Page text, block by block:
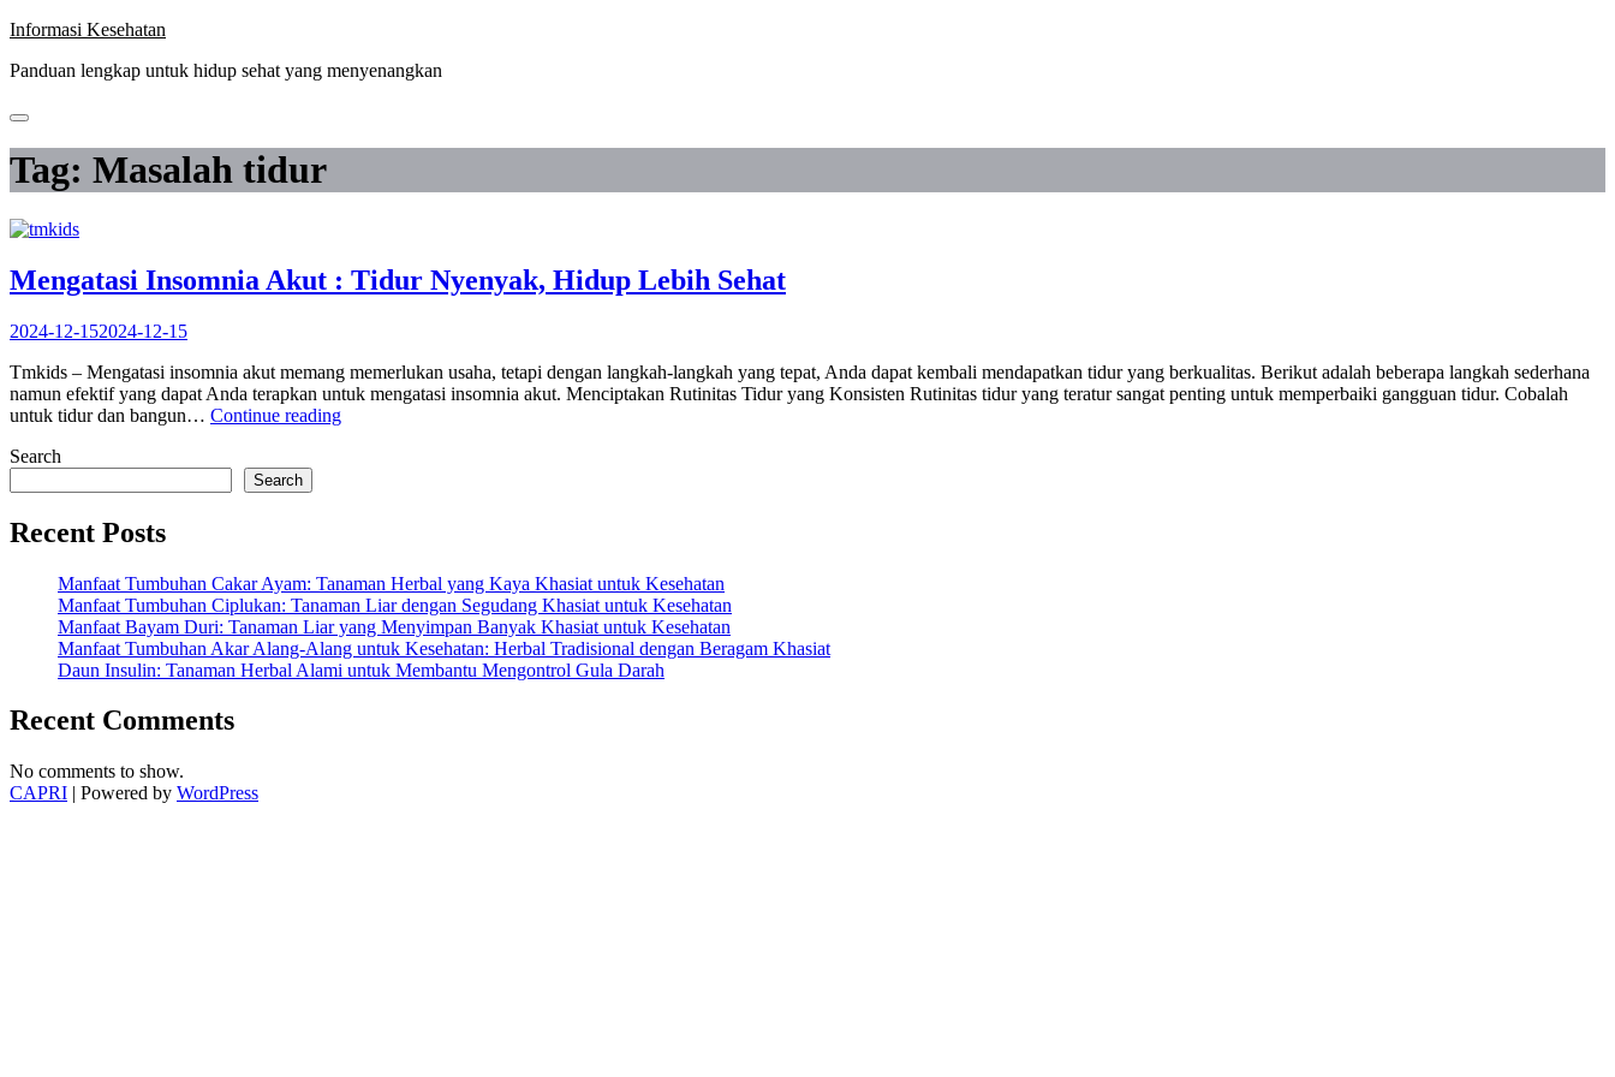
Skip
content
Informasi Kesehatan
Panduan lengkap untuk hidup sehat yang menyenangkan
Tag: Masalah tidur
Mengatasi Insomnia Akut : Tidur Nyenyak, Hidup Lebih Sehat
2024-12-152024-12-15
Tmkids – Mengatasi insomnia akut memang memerlukan usaha, tetapi dengan langkah-langkah yang tepat, Anda dapat kembali mendapatkan tidur yang berkualitas. Berikut adalah beberapa langkah sederhana
namun efektif yang dapat Anda terapkan untuk mengatasi insomnia akut. Menciptakan Rutinitas Tidur yang Konsisten Rutinitas tidur yang teratur sangat penting untuk memperbaiki gangguan tidur. Cobalah
untuk tidur dan bangun… Continue reading“Mengatasi
Sehat”
Search
Search
Recent Posts
Manfaat Tumbuhan Cakar Ayam: Tanaman Herbal yang Kaya Khasiat untuk Kesehatan
Manfaat Tumbuhan Ciplukan: Tanaman Liar dengan Segudang Khasiat untuk Kesehatan
Manfaat Bayam Duri: Tanaman Liar yang Menyimpan Banyak Khasiat untuk Kesehatan
Manfaat Tumbuhan Akar Alang-Alang untuk Kesehatan: Herbal Tradisional dengan Beragam Khasiat
Daun Insulin: Tanaman Herbal Alami untuk Membantu Mengontrol Gula Darah
Recent Comments
No comments to show.
CAPRI | Powered by WordPress